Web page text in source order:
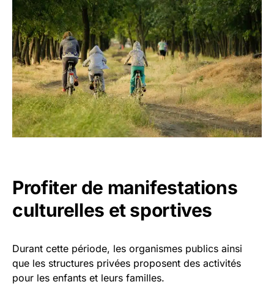
Profiter de manifestations
culturelles et sportives
Durant cette période, les organismes publics ainsi
que les structures privées proposent des activités
pour les enfants et leurs familles.